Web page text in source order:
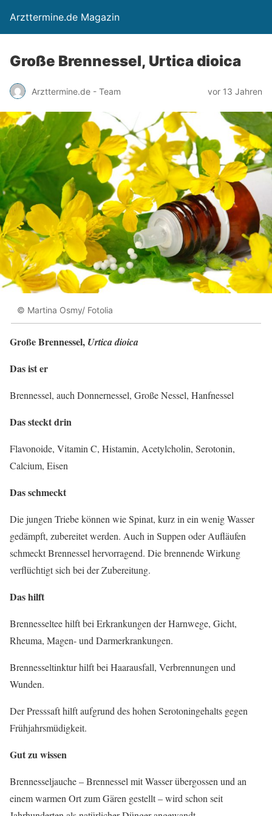
Arzttermine.de Magazin
Große Brennessel, Urtica dioica
Arzttermine.de - Team vor 13 Jahren
© Martina Osmy/ Fotolia
Große Brennessel, Urtica dioica
Das ist er
Brennessel, auch Donnernessel, Große Nessel, Hanfnessel
Das steckt drin
Flavonoide, Vitamin C, Histamin, Acetylcholin, Serotonin,
Calcium, Eisen
Das schmeckt
Die jungen Triebe können wie Spinat, kurz in ein wenig Wasser
gedämpft, zubereitet werden. Auch in Suppen oder Aufläufen
schmeckt Brennessel hervorragend. Die brennende Wirkung
verflüchtigt sich bei der Zubereitung.
Das hilft
Brennesseltee hilft bei Erkrankungen der Harnwege, Gicht,
Rheuma, Magen- und Darmerkrankungen.
Brennesseltinktur hilft bei Haarausfall, Verbrennungen und
Wunden.
Der Presssaft hilft aufgrund des hohen Serotoningehalts gegen
Frühjahrsmüdigkeit.
Gut zu wissen
Brennesseljauche – Brennessel mit Wasser übergossen und an
einem warmen Ort zum Gären gestellt – wird schon seit